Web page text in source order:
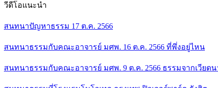
วีดีโอแนะนำ
สนทนาปัญหาธรรม 17 ต.ค. 2566
สนทนาธรรมกับคณะอาจารย์ มศพ. 16 ต.ค. 2566 ที่พึ่งอยู่ไหน
สนทนาธรรมกับคณะอาจารย์ มศพ. 9 ต.ค. 2566 ธรรมจากเวียด